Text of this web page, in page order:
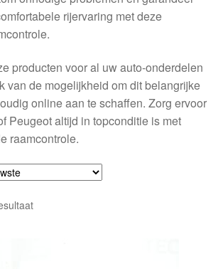
rijervaring met deze
producten voor al uw auto-onderdelen
van de mogelijkheid om dit belangrijke
online aan te schaffen. Zorg ervoor
Peugeot altijd in topconditie is met
raamcontrole.